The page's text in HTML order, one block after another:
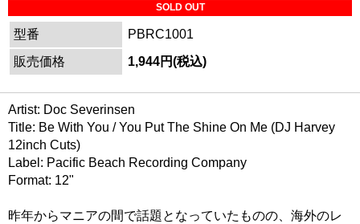
SOLD OUT
型番
PBRC1001
販売価格
1,944円(税込)
Artist: Doc Severinsen
Title: Be With You / You Put The Shine On Me (DJ Harvey
12inch Cuts)
Label: Pacific Beach Recording Company
Format: 12"
昨年からマニアの間で話題となっていたものの、海外のレ